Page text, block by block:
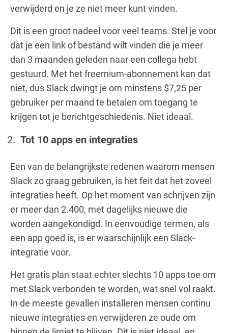
verwijderd en je ze niet meer kunt vinden.
Dit is een groot nadeel voor veel teams. Stel je voor
dat je een link of bestand wilt vinden die je meer
dan 3 maanden geleden naar een collega hebt
gestuurd. Met het freemium-abonnement kan dat
niet, dus Slack dwingt je om minstens $7,25 per
gebruiker per maand te betalen om toegang te
krijgen tot je berichtgeschiedenis. Niet ideaal.
Tot 10 apps en integraties
Een van de belangrijkste redenen waarom mensen
Slack zo graag gebruiken, is het feit dat het zoveel
integraties heeft. Op het moment van schrijven zijn
er meer dan 2.400, met dagelijks nieuwe die
worden aangekondigd. In eenvoudige termen, als
een app goed is, is er waarschijnlijk een Slack-
integratie voor.
Het gratis plan staat echter slechts 10 apps toe om
met Slack verbonden te worden, wat snel vol raakt.
In de meeste gevallen installeren mensen continu
nieuwe integraties en verwijderen ze oude om